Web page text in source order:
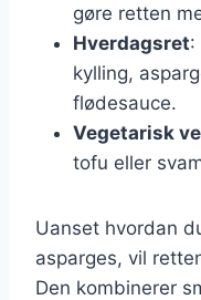
gøre retten
Hverdagsret:
kylling,
flødesauce.
Vegetarisk
tofu eller
Uanset hvordan
asparges, vil
Den kombinerer